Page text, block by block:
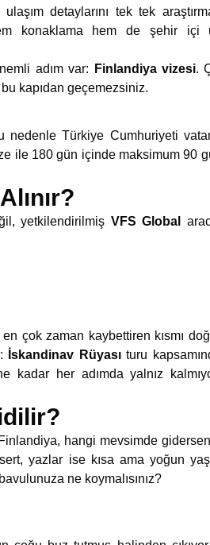
detaylarını tek tek
konaklama hem de şehir içi
adım var:
Finlandiya vizesi.
kapıdan geçemezsiniz.
Türkiye Cumhuriyeti
ile 180 gün içinde maksimum 90
yetkilendirilmiş VFS Global
çok zaman kaybettiren kısmı
İskandinav Rüyasıturu
kadar her adımda yalnız
hangi mevsimde
yazlar ise kısa ama yoğun
ne koymalısınız?